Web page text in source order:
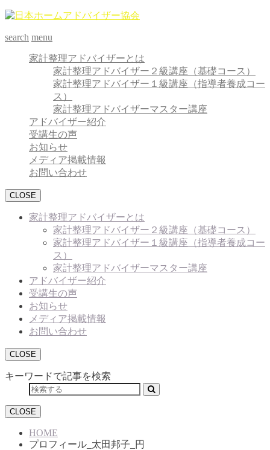
search menu
家計整理アドバイザーとは
家計整理アドバイザー２級講座（基礎コース）
家計整理アドバイザー１級講座（指導者養成コー
ス）
家計整理アドバイザーマスター講座
アドバイザー紹介
受講生の声
お知らせ
メディア掲載情報
お問い合わせ
CLOSE
家計整理アドバイザーとは
家計整理アドバイザー２級講座（基礎コース）
家計整理アドバイザー１級講座（指導者養成コー
ス）
家計整理アドバイザーマスター講座
アドバイザー紹介
受講生の声
お知らせ
メディア掲載情報
お問い合わせ
CLOSE
キーワードで記事を検索
CLOSE
HOME
プロフィール_太田邦子_円